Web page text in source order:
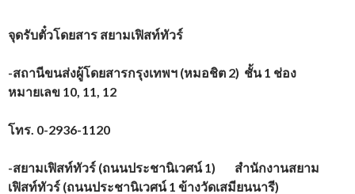
จุดรับตั๋วโดยสาร สยามเฟิสท์ทัวร์
-สถานีขนส่งผู้โดยสารกรุงเทพฯ (หมอชิต 2) ชั้น 1 ช่อง
หมายเลข 10, 11, 12
โทร. 0-2936-1120
-สยามเฟิสท์ทัวร์ (ถนนประชานิเวศน์ 1) สำนักงานสยาม
เฟิสท์ทัวร์ (ถนนประชานิเวศน์ 1 ข้างวัดเสมียนนารี)